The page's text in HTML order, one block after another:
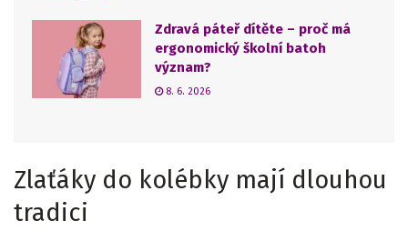
Zdravá páteř dítěte – proč má
ergonomický školní batoh
význam?
8. 6. 2026
Zlaťáky do kolébky mají dlouhou
tradici